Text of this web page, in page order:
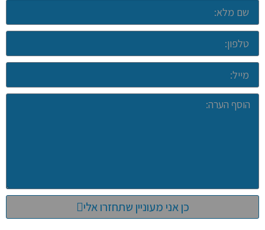
כן אני מעוניין שתחזרו אלי